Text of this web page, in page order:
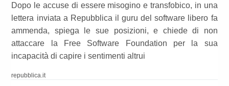
Dopo le accuse di essere misogino e transfobico, in una
lettera inviata a Repubblica il guru del software libero fa
ammenda, spiega le sue posizioni, e chiede di non
attaccare la Free Software Foundation per la sua
incapacità di capire i sentimenti altrui
repubblica.it